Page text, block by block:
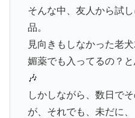
そんな中、友人から試
品。
見向きもしなかった老
媚薬でも入ってるの？
🎶
しかしながら、数日で
が、それでも、未だに